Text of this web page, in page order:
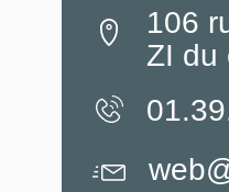
106
ZI du